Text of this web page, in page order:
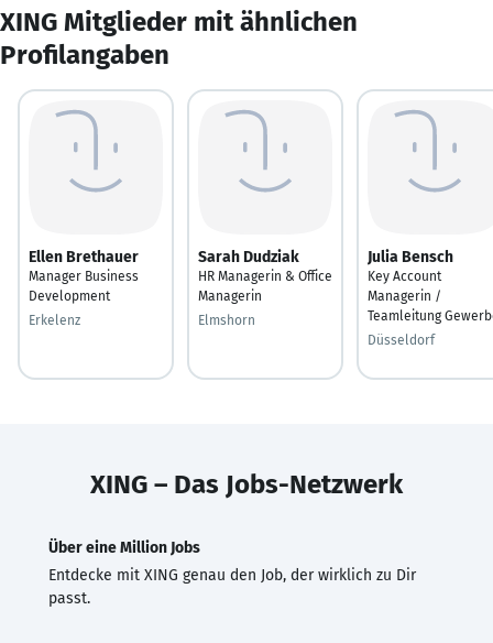
XING Mitglieder mit ähnlichen
Profilangaben
Ellen Brethauer
Manager Business
Development
Erkelenz
Sarah Dudziak
HR Managerin & Office
Managerin
Elmshorn
Julia Bensch
Key Account
Managerin /
Teamleitung
Düsseldorf
XING – Das Jobs-Netzwerk
Über eine Million Jobs
Entdecke mit XING genau den Job, der wirklich zu Dir
passt.